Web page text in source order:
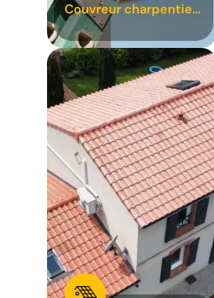
Couvreur charpentier
31